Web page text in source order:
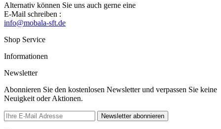
Alternativ können Sie uns auch gerne eine
E-Mail schreiben :
info@mobala-sft.de
Shop Service
Informationen
Newsletter
Abonnieren Sie den kostenlosen Newsletter und verpassen Sie keine
Neuigkeit oder Aktionen.
Newsletter abonnieren